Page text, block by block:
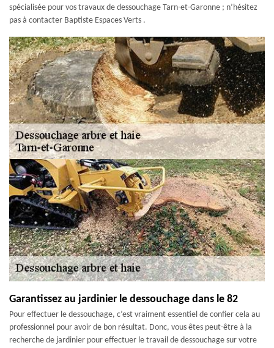
spécialisée pour vos travaux de dessouchage Tarn-et-Garonne ; n’hésitez
pas à contacter Baptiste Espaces Verts .
Garantissez au jardinier le dessouchage dans le 82
Pour effectuer le dessouchage, c’est vraiment essentiel de confier cela au
professionnel pour avoir de bon résultat. Donc, vous êtes peut-être à la
recherche de jardinier pour effectuer le travail de dessouchage sur votre